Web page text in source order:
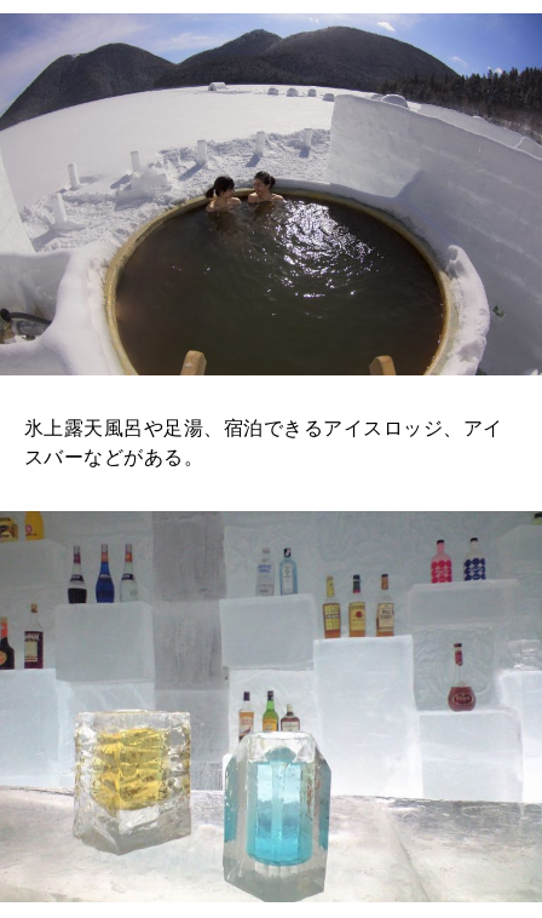
氷上露天風呂や足湯、宿泊できるアイスロッジ、アイ
スバーなどがある。